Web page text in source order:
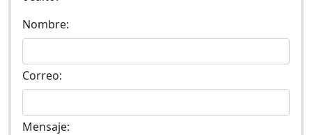
Nombre:
Correo:
Mensaje: